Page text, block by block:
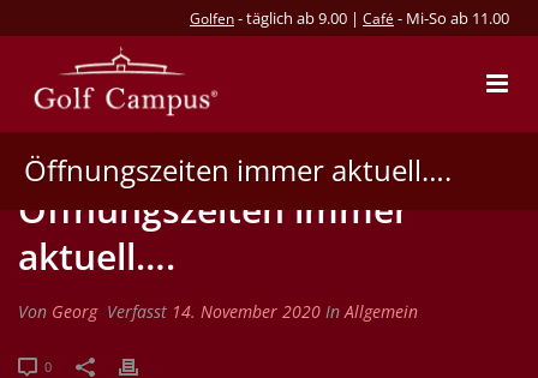
Golfen- täglich ab 9.00 | Café - Mi-So ab 11.00
Öffnungszeiten immer aktuell….
Öffnungszeiten immer
aktuell….
Von Georg Verfasst 14. November 2020 InAllgemein
0